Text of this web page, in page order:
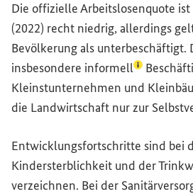
Die offizielle Arbeitslosenquote
(2022) recht niedrig, allerdings
Bevölkerung als unterbeschäftigt.
insbesondere informell(Lexikon-
Kleinstunternehmen und
die Landwirtschaft nur zur
Entwicklungsfortschritte sind bei
Kindersterblichkeit und der
verzeichnen. Bei der